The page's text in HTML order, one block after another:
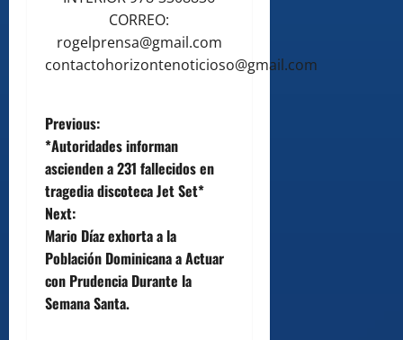
CORREO:
rogelprensa@gmail.com
contactohorizontenoticioso@gmail.com
P
o
s
t
n
a
Previous:
*Autoridades informan
ascienden a 231 fallecidos en
tragedia discoteca Jet Set*
Next:
Mario Díaz exhorta a la
Población Dominicana a Actuar
con Prudencia Durante la
Semana Santa.